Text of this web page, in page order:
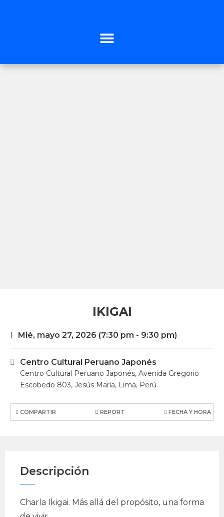
IKIGAI
Mié, mayo 27, 2026 (7:30 pm - 9:30 pm)
Centro Cultural Peruano Japonés
Centro Cultural Peruano Japonés, Avenida Gregorio
Escobedo 803, Jesús María, Lima, Perú
COMPARTIR REPORT FECHA Y HORA
Descripción
Charla Ikigai. Más allá del propósito, una forma